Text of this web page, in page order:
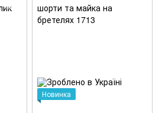
Новинка